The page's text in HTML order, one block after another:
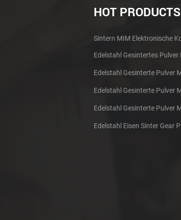
Formteile.
HOT PRODUCTS